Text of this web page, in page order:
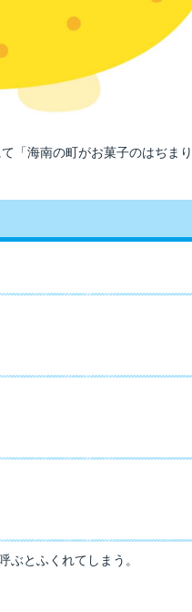
「海南の町がお菓子のはぢま
ぶとふくれてしまう。